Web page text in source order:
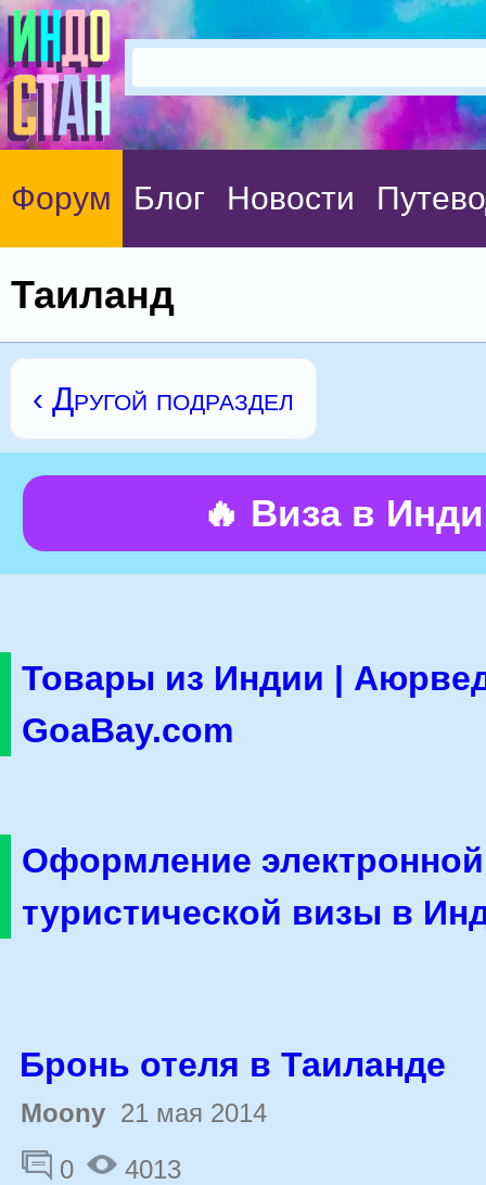
Форум Блог Новости
Таиланд
‹ Другой подраздел
🔥 Виза в
Товары из Индии |
GoaBay.com
Оформление электронной
туристической визы в
Бронь отеля в Таиланде
Moony 21 мая 2014
0
4013